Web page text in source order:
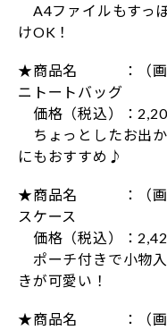
A4ファイルもすっ
けOK！
★商品名 ：（画像
ニトートバッグ
価格（税込）：
ちょっとしたお出
にもおすすめ♪
★商品名 ：（画像
スケース
価格（税込）：
ポーチ付きで小物
きが可愛い！
★商品名 ：（画像